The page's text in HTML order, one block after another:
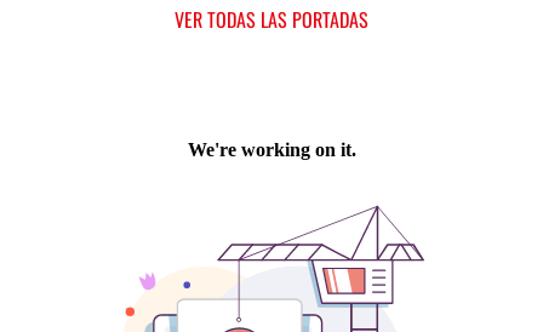
VER TODAS LAS PORTADAS